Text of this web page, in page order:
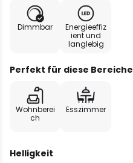
Dimmbar
Energieeffiz
ient und
langlebig
Perfekt für diese Bereiche
Wohnberei
ch
Esszimmer
Helligkeit